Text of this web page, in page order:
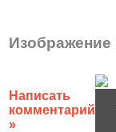
Изображение
Написать
комментарий
»